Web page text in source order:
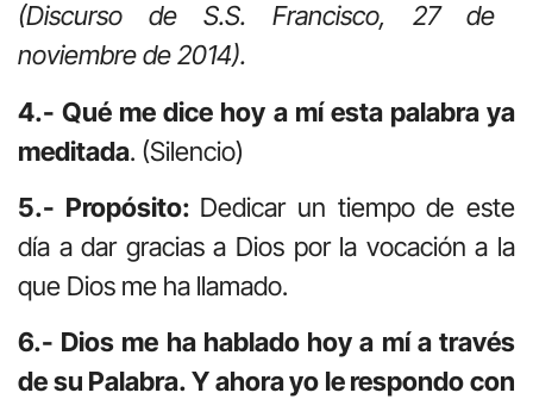
(Discurso de S.S. Francisco, 27 de
noviembre de 2014).
4.- Qué me dice hoy a mí esta palabra ya
meditada. (Silencio)
5.- Propósito: Dedicar un tiempo de este
día a dar gracias a Dios por la vocación a la
que Dios me ha llamado.
6.- Dios me ha hablado hoy a mí a través
de su Palabra. Y ahora yo le respondo con